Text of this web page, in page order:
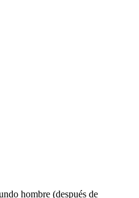
hombre (después de